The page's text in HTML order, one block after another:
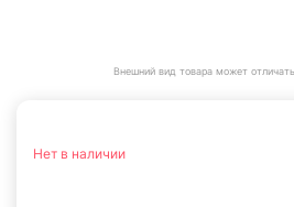
Внешний вид товара может
Нет в наличии